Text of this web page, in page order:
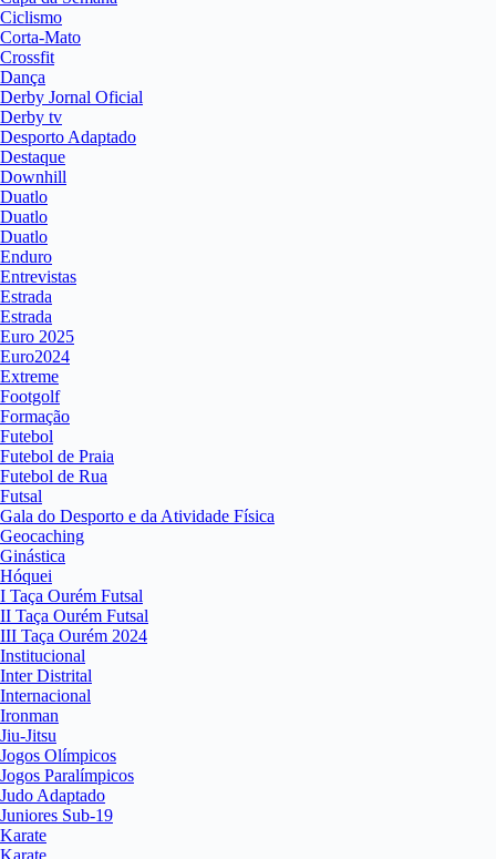
Ciclismo
Corta-Mato
Crossfit
Dança
Derby Jornal Oficial
Derby tv
Desporto Adaptado
Destaque
Downhill
Duatlo
Duatlo
Duatlo
Enduro
Entrevistas
Estrada
Estrada
Euro 2025
Euro2024
Extreme
Footgolf
Formação
Futebol
Futebol de Praia
Futebol de Rua
Futsal
Gala do Desporto e da Atividade Física
Geocaching
Ginástica
Hóquei
I Taça Ourém Futsal
II Taça Ourém Futsal
III Taça Ourém 2024
Institucional
Inter Distrital
Internacional
Ironman
Jiu-Jitsu
Jogos Olímpicos
Jogos Paralímpicos
Judo Adaptado
Juniores Sub-19
Karate
Karate